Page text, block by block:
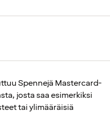
Spennejä Mastercard-
josta saa esimerkiksi
tai ylimääräisiä